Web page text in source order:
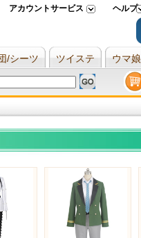
アカウントサービス ヘルプ
/シーツ ツイステ ウマ娘